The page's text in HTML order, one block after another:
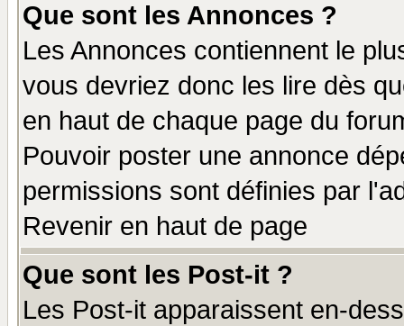
Que sont les Annonces ?
Les Annonces contiennent le
vous devriez donc les lire dès
en haut de chaque page du
Pouvoir poster une annonce
permissions sont définies par
Revenir en haut de page
Que sont les Post-it ?
Les Post-it apparaissent en-